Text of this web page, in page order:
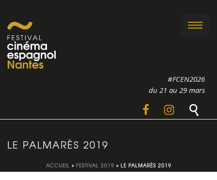
#FCEN2026
du 21 au 29 mars
LE PALMARÈS 2019
ACCUEIL » FESTIVAL 2019 » LE PALMARÈS 2019